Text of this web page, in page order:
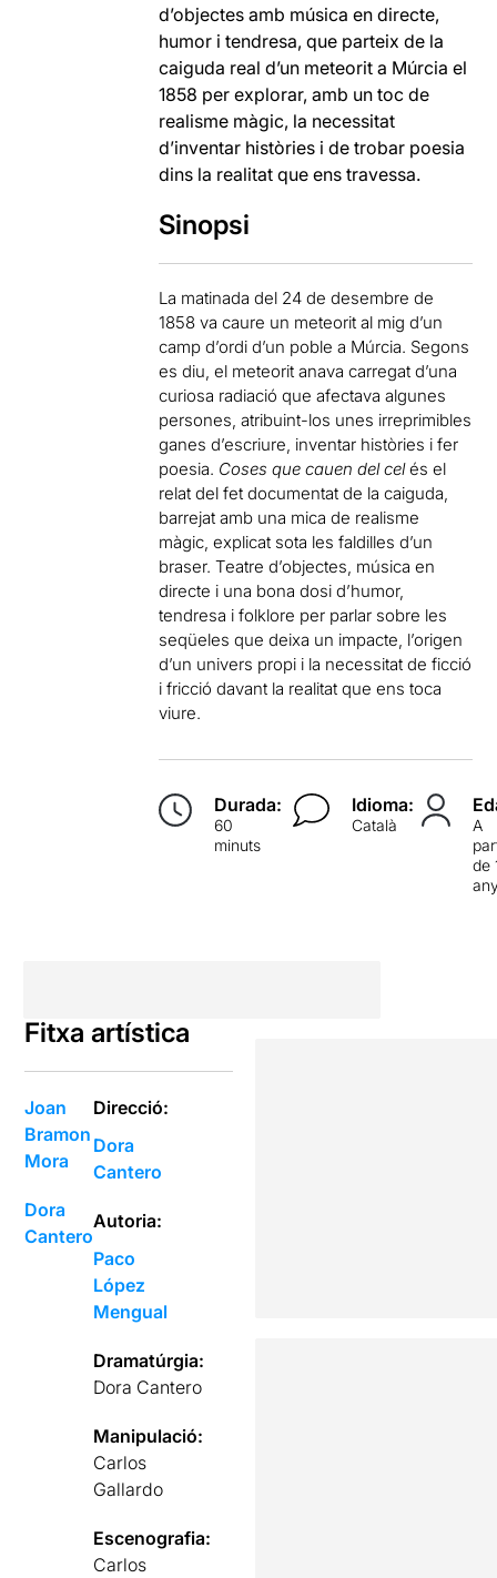
d’objectes amb música en directe,
humor i tendresa, que parteix de la
caiguda real d’un meteorit a Múrcia el
1858 per explorar, amb un toc de
realisme màgic, la necessitat
d’inventar històries i de trobar poesia
dins la realitat que ens travessa.
Sinopsi
La matinada del 24 de desembre de
1858 va caure un meteorit al mig d’un
camp d’ordi d’un poble a Múrcia. Segons
es diu, el meteorit anava carregat d’una
curiosa radiació que afectava algunes
persones, atribuint-los unes irreprimibles
ganes d’escriure, inventar històries i fer
poesia. Coses que cauen del celés el
relat del fet documentat de la caiguda,
barrejat amb una mica de realisme
màgic, explicat sota les faldilles d’un
braser. Teatre d’objectes, música en
directe i una bona dosi d’humor,
tendresa i folklore per parlar sobre les
seqüeles que deixa un impacte, l’origen
d’un univers propi i la necessitat de ficció
i fricció davant la realitat que ens toca
viure.
Durada:
60
minuts
Idioma:
Català
A
de
Fitxa artística
Joan
Bramon
Mora
Dora
Cantero
Direcció:
Dora
Cantero
Autoria:
Paco
López
Mengual
Dramatúrgia:
Dora Cantero
Manipulació:
Carlos
Gallardo
Escenografia:
Carlos